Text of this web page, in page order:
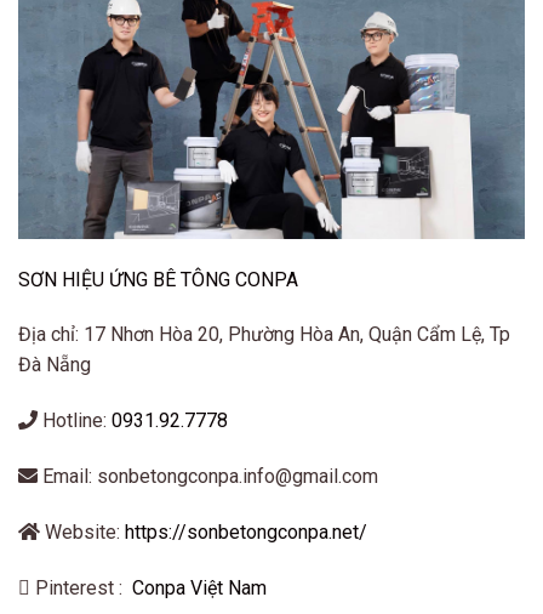
SƠN HIỆU ỨNG BÊ TÔNG CONPA
Địa chỉ: 17 Nhơn Hòa 20, Phường Hòa An, Quận Cẩm Lệ, Tp
Đà Nẵng
Hotline: 0931.92.7778
Email: sonbetongconpa.info@gmail.com
Website: https://sonbetongconpa.net/
Pinterest : Conpa Việt Nam